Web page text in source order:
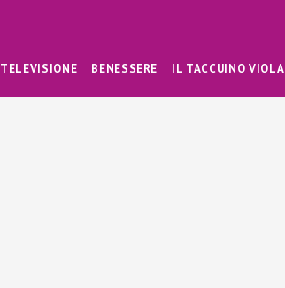
TELEVISIONE BENESSERE IL TACCUINO VIOLA